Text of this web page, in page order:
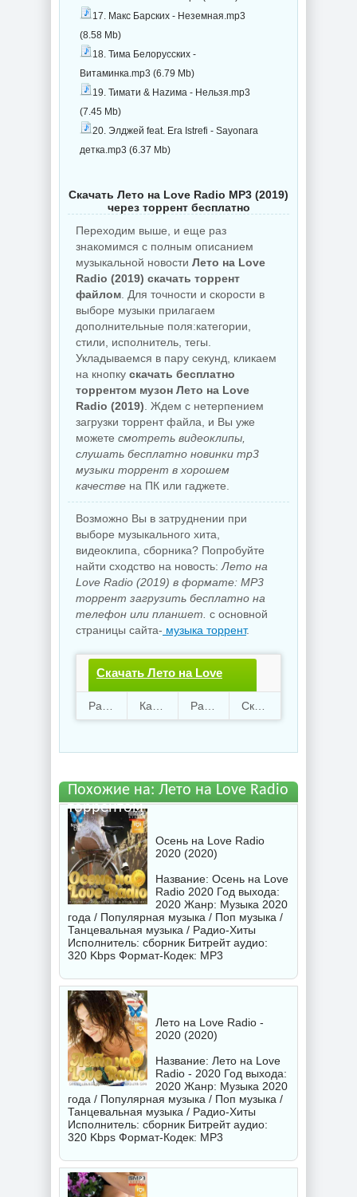
17. Макс Барских - Неземная.mp3
(8.58 Mb)
18. Тима Белорусских -
Витаминка.mp3 (6.79 Mb)
19. Тимати & Наzима - Нельзя.mp3
(7.45 Mb)
20. Элджей feat. Era Istrefi - Sayonara
детка.mp3 (6.37 Mb)
Скачать Лето на Love Radio MP3 (2019)
через торрент бесплатно
Переходим выше, и еще раз
знакомимся с полным описанием
музыкальной новости Лето на Love
Radio (2019) скачать торрент
файлом . Для точности и скорости в
выборе музыки прилагаем
дополнительные поля:категории,
стили, исполнитель, тегы.
Укладываемся в пару секунд, кликаем
на кнопку скачать бесплатно
торрентом музон Лето на Love
Radio (2019) . Ждем с нетерпением
загрузки торрент файла, и Вы уже
можете смотреть видеоклипы,
слушать бесплатно новинки mp3
музыки торрент в хорошем
качестве на ПК или гаджете.
Возможно Вы в затруднении при
выборе музыкального хита,
видеоклипа, сборника? Попробуйте
найти сходство на новость: Лето на
Love Radio (2019) в формате: MP3
торрент загрузить бесплатно на
телефон или планшет. с основной
страницы сайта- музыка торрент.
Скачать Лето на Love
Radio.torrent файл
64 10 144.51 Mb
Похожие на: Лето на Love Radio
торрентом
Осень на Love Radio
2020 (2020)
Название: Осень на Love
Radio 2020 Год выхода:
2020 Жанр: Музыка 2020
года / Популярная музыка / Поп музыка /
Танцевальная музыка / Радио-Хиты
Исполнитель: сборник Битрейт аудио:
320 Kbps Формат-Кодек: MP3
Лето на Love Radio -
2020 (2020)
Название: Лето на Love
Radio - 2020 Год выхода:
2020 Жанр: Музыка 2020
года / Популярная музыка / Поп музыка /
Танцевальная музыка / Радио-Хиты
Исполнитель: сборник Битрейт аудио:
320 Kbps Формат-Кодек: MP3